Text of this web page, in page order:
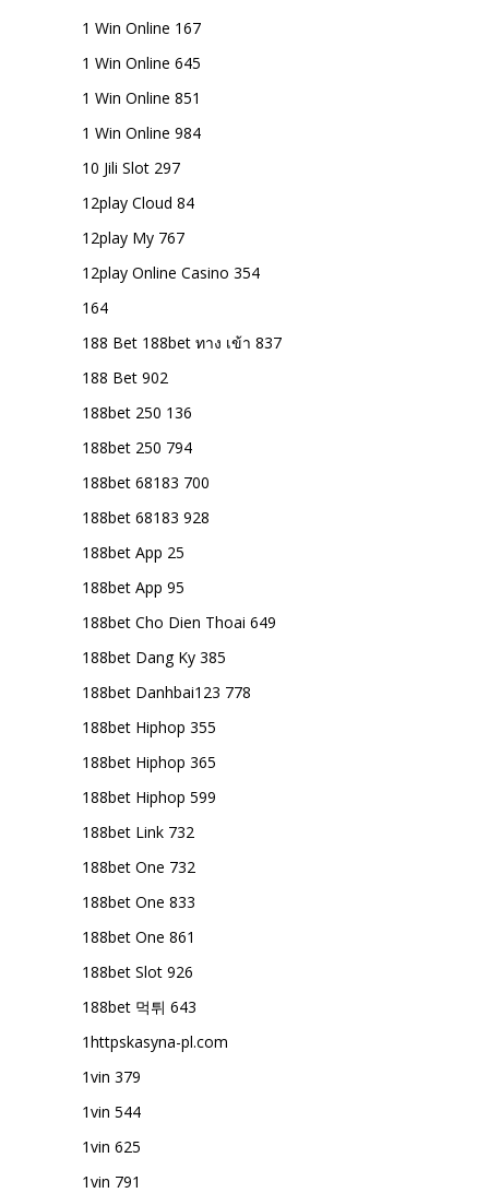
1 Win Online 167
1 Win Online 645
1 Win Online 851
1 Win Online 984
10 Jili Slot 297
12play Cloud 84
12play My 767
12play Online Casino 354
164
188 Bet 188bet ทาง เข้า 837
188 Bet 902
188bet 250 136
188bet 250 794
188bet 68183 700
188bet 68183 928
188bet App 25
188bet App 95
188bet Cho Dien Thoai 649
188bet Dang Ky 385
188bet Danhbai123 778
188bet Hiphop 355
188bet Hiphop 365
188bet Hiphop 599
188bet Link 732
188bet One 732
188bet One 833
188bet One 861
188bet Slot 926
188bet 먹튀 643
1httpskasyna-pl.com
1vin 379
1vin 544
1vin 625
1vin 791